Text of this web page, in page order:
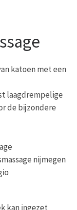
katoen met een
laagdrempelige
de bijzondere
kan ingezet